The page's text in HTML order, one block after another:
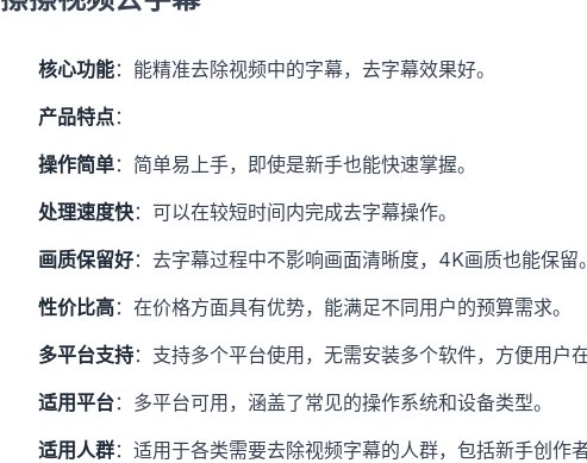
核心功能：能精准去除视频中的字幕，去字幕效果好。
产品特点：
操作简单：简单易上手，即使是新手也能快速掌握。
处理速度快：可以在较短时间内完成去字幕操作。
画质保留好：去字幕过程中不影响画面清晰度，4K画质也能保留。
性价比高：在价格方面具有优势，能满足不同用户的预算需求。
多平台支持：支持多个平台使用，无需安装多个软件，方便用户
适用平台：多平台可用，涵盖了常见的操作系统和设备类型。
适用人群：适用于各类需要去除视频字幕的人群，包括新手创